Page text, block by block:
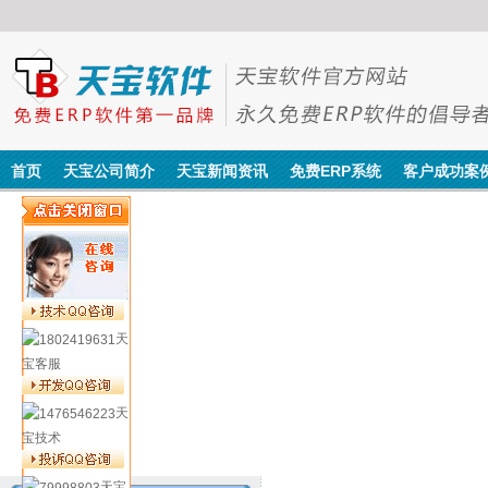
首页 天宝公司简介 天宝新闻资讯 免费ERP系统 客户成功案
天
宝客服
天
宝技术